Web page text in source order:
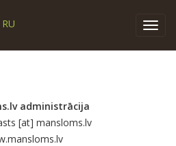
RU
administrācija
[at] mansloms.lv